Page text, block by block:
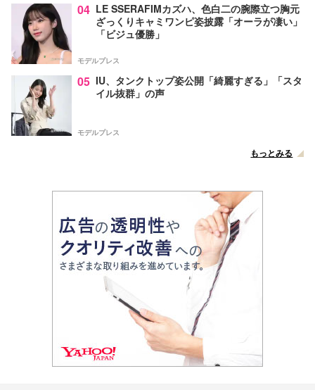
04 LE SSERAFIMカズハ、色白二の腕際立つ胸元
ざっくりキャミワンピ姿披露「オーラが凄い」
「ビジュ優勝」
モデルプレス
05 IU、タンクトップ姿公開「綺麗すぎる」「スタ
イル抜群」の声
モデルプレス
もっとみる